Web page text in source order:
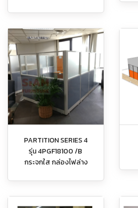
PARTITION SERIES 4
รุ่น 4PGF18100 /B
กระจกใส กล่องไฟล่าง